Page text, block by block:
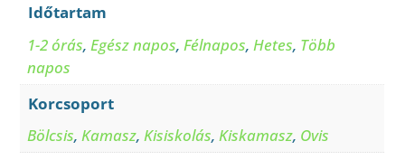
Időtartam
1-2 órás,Egész napos,Félnapos,Hetes, Több
napos
Korcsoport
Bölcsis,Kamasz,Kisiskolás,Kiskamasz, Ovis